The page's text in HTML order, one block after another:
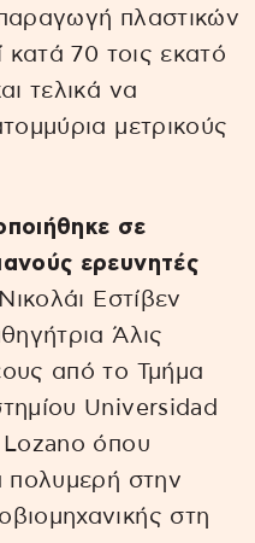
πλαστικών
κατά 70 τοις εκατό
τελικά να
μετρικούς
σε
ερευνητές
Εστίβεν
Άλις
από το Τμήμα
Universidad
όπου
πολυμερή στην
στη